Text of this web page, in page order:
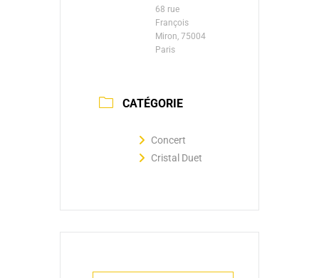
68 rue
François
Miron, 75004
Paris
CATÉGORIE
Concert
Cristal Duet